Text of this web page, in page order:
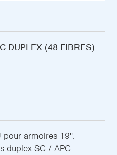
DUPLEX (48 FIBRES)
pour armoires 19''.
duplex SC / APC